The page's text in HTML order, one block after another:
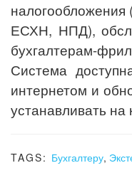
ЕСХН, НПД),
бухгалтерам-
Система
интернетом и
устанавливать на
TAGS: Бухгалтеру,